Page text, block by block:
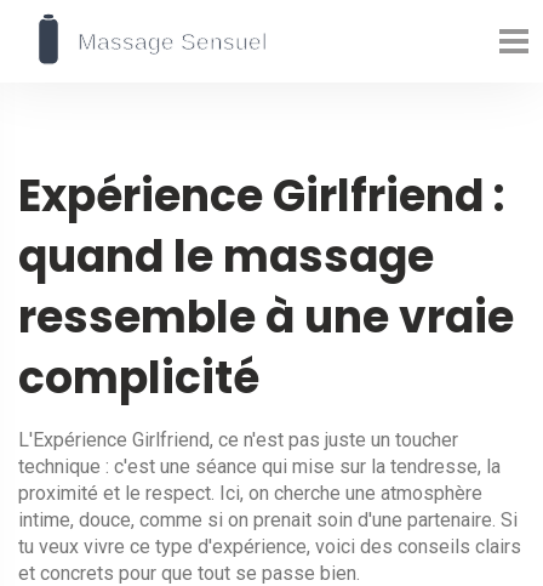
Expérience Girlfriend :
quand le massage
ressemble à une vraie
complicité
L'Expérience Girlfriend, ce n'est pas juste un toucher
technique : c'est une séance qui mise sur la tendresse, la
proximité et le respect. Ici, on cherche une atmosphère
intime, douce, comme si on prenait soin d'une partenaire. Si
tu veux vivre ce type d'expérience, voici des conseils clairs
et concrets pour que tout se passe bien.